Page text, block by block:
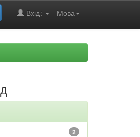
Мова
Вхід:
2